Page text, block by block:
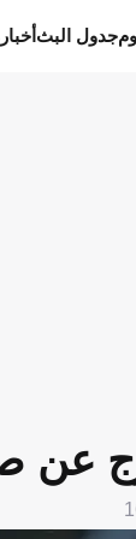
جدول البثأخبار
عن